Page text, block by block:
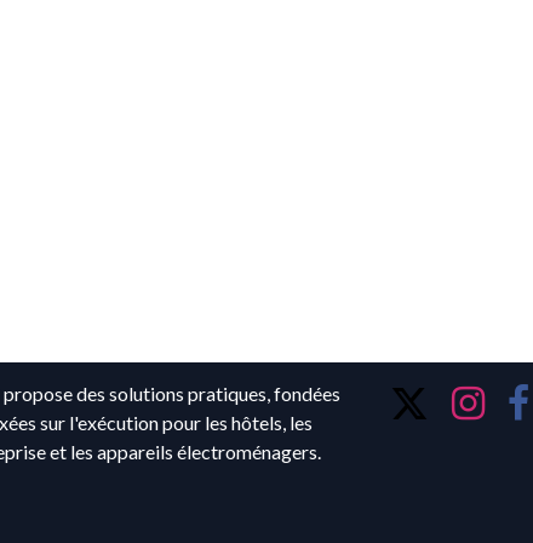
propose des solutions pratiques, fondées
sur l'exécution pour les hôtels, les
et les appareils électroménagers.